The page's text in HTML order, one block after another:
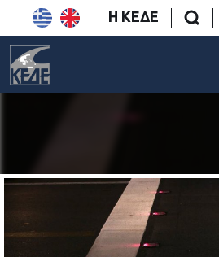
Η ΚΕΔΕ